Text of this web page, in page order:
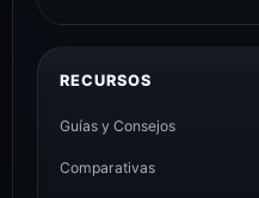
RECURSOS
Guías y Consejos
Comparativas